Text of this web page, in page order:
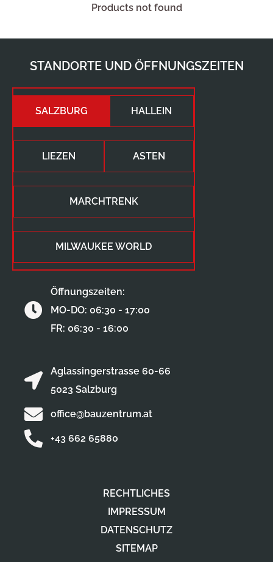
Products not found
RECHTLICHES
IMPRESSUM
DATENSCHUTZ
SITEMAP
STANDORTE UND ÖFFNUNGSZEITEN
SALZBURG HALLEIN
LIEZEN ASTEN
MARCHTRENK
MILWAUKEE WORLD
Aglassingerstrasse 60-66
5023 Salzburg
office@bauzentrum.at
+43 662 65880
Öffnungszeiten:
MO-DO: 06:30 - 17:00
FR: 06:30 - 16:00